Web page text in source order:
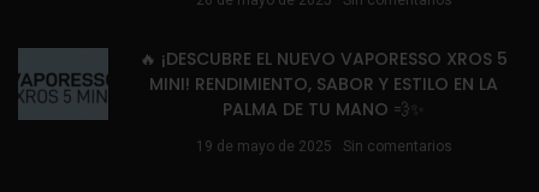
🔥 ¡DESCUBRE EL NUEVO VAPORESSO XROS 5
MINI! RENDIMIENTO, SABOR Y ESTILO EN LA
PALMA DE TU MANO 💨✨
19 de mayo de 2025 Sin comentarios